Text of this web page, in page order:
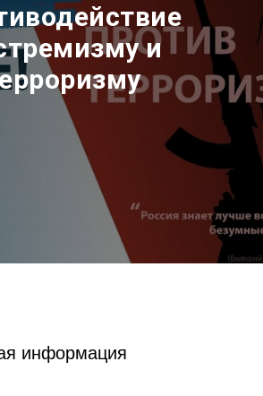
и
информация